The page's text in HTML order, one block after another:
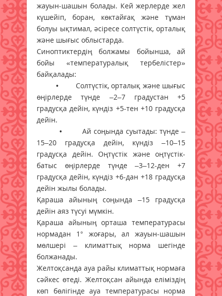
жауын-шашын болады. Кей жерлерде жел
күшейіп, боран, көктайғақ және тұман
болуы ықтимал, әсіресе солтүстік, орталық
және шығыс облыстарда.
Синоптиктердің болжамы бойынша, ай
бойы «температуралық тербелістер»
байқалады:
• Солтүстік, орталық және шығыс
өңірлерде түнде –2–7 градустан +5
градусқа дейін, күндіз +5-тен +10 градусқа
дейін.
• Ай соңында суытады: түнде –
15–20 градусқа дейін, күндіз –10–15
градусқа дейін. Оңтүстік және оңтүстік-
батыс өңірлерде түнде –3–12-ден +7
градусқа дейін, күндіз +6-дан +18 градусқа
дейін жылы болады.
Қараша айының соңында –15 градусқа
дейін аяз түсуі мүмкін.
Қараша айының орташа температурасы
нормадан 1° жоғары, ал жауын-шашын
мөлшері – климаттық норма шегінде
болжанады.
Желтоқсанда ауа райы климаттық нормаға
сәйкес өтеді. Желтоқсан айында еліміздің
көп бөлігінде ауа температурасы норма